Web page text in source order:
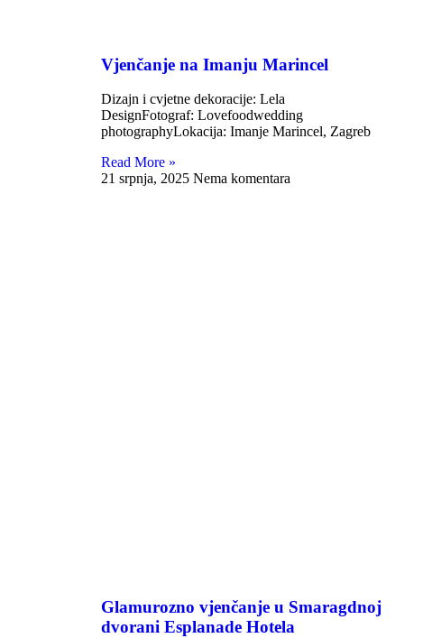
Vjenčanje na Imanju Marincel
Dizajn i cvjetne dekoracije: Lela
DesignFotograf: Lovefoodwedding
photographyLokacija: Imanje Marincel, Zagreb
Read More »
21 srpnja, 2025 Nema komentara
Glamurozno vjenčanje u Smaragdnoj
dvorani Esplanade Hotela